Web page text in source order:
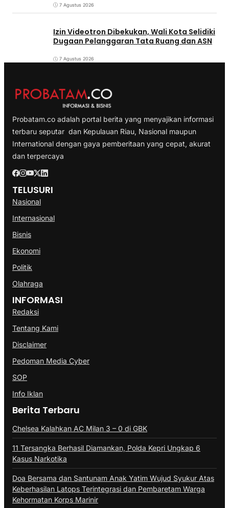
7 Agustus 2026
Izin Videotron Dibekukan, Wali Kota Selidiki
Dugaan Pelanggaran Tata Ruang dan ASN
7 Agustus 2026
Probatam.co adalah portal berita yang menyajikan informasi
terbaru seputar dan Kepulauan Riau, Nasional maupun
International dengan gaya pemberitaan yang cepat, akurat
dan terpercaya
TELUSURI
Nasional
Internasional
Bisnis
Ekonomi
Politik
Olahraga
INFORMASI
Redaksi
Tentang Kami
Disclaimer
Pedoman Media Cyber
SOP
Info Iklan
Berita Terbaru
Chelsea Kalahkan AC Milan 3 – 0 di GBK
11 Tersangka Berhasil Diamankan, Polda Kepri Ungkap 6
Kasus Narkotika
Doa Bersama dan Santunam Anak Yatim Wujud Syukur Atas
Keberhasilan Latops Terintegrasi dan Pembaretam Warga
Kehormatan Korps Marinir